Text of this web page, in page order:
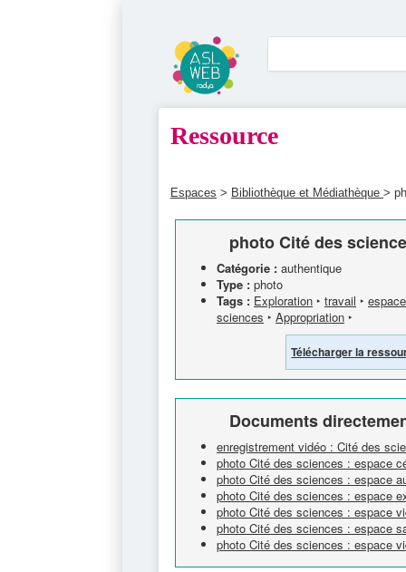
Ressource
Espaces > Bibliothèque et Médiathèque >
photo Cité des
Catégorie : authentique
Type : photo
Tags : Exploration ‣ travail ‣
sciences ‣ Appropriation ‣
Télécharger la
Documents
enregistrement vidéo : Cité des
photo Cité des sciences : espace
photo Cité des sciences : espace
photo Cité des sciences : espace
photo Cité des sciences : espace
photo Cité des sciences : espace
photo Cité des sciences : espace